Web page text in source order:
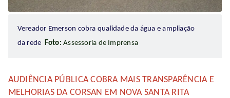
Vereador Emerson cobra qualidade da água e ampliação
da rede Foto: Assessoria de Imprensa
AUDIÊNCIA PÚBLICA COBRA MAIS TRANSPARÊNCIA E
MELHORIAS DA CORSAN EM NOVA SANTA RITA